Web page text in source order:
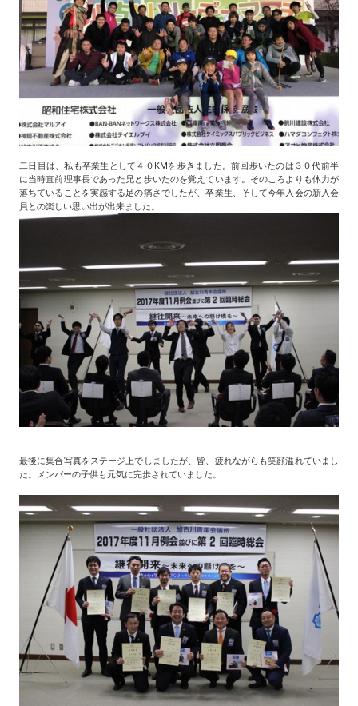
二日目は、私も卒業生として４０KMを歩きました。前回歩いたのは３０代前半
に当時直前理事長であった兄と歩いたのを覚えています。そのころよりも体力が
落ちていることを実感する足の痛さでしたが、卒業生、そして今年入会の新入会
員との楽しい思い出が出来ました。
最後に集合写真をステージ上でしましたが、皆、疲れながらも笑顔溢れていまし
た。メンバーの子供も元気に完歩されていました。